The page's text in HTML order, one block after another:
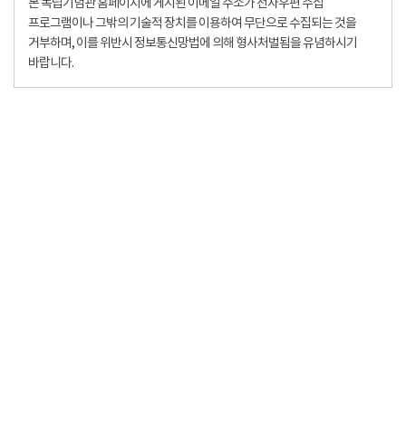
본 독립기념관 홈페이지에 게시된 이메일 주소가 전자우편 수집
프로그램이나 그밖의 기술적 장치를 이용하여 무단으로 수집되는 것을
거부하며, 이를 위반시 정보통신망법에 의해 형사처벌됨을 유념하시기
바랍니다.